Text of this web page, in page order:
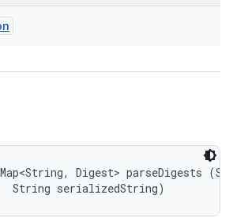
Digest> parseDigests
String serializedString)